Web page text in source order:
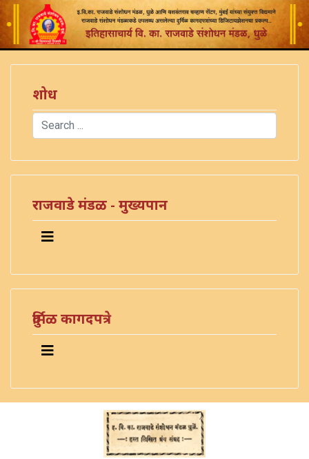
शोध
Search
राजवाडे मंडळ - मुख्यपान
दुर्मिळ कागदपत्रे